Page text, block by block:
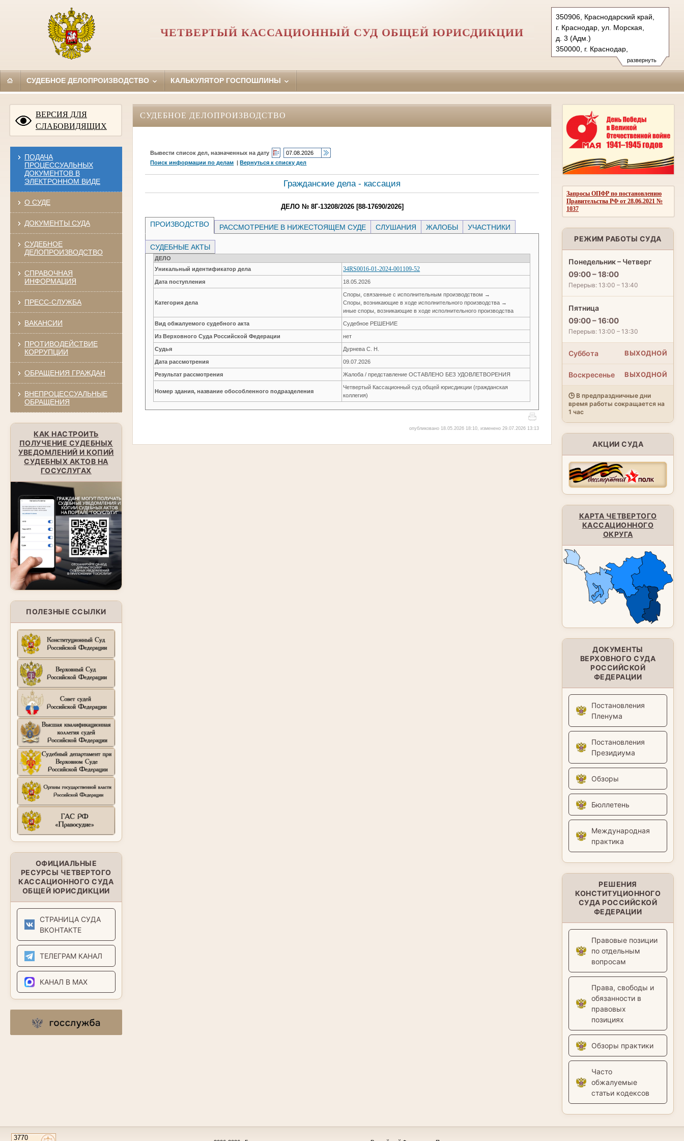
развернуть
350906, Краснодарский край,
г. Краснодар, ул. Морская,
д. 3 (Адм.)
350000, г. Краснодар,
ул. Красная, д.113 (Уг.)
350907, г. Краснодар,
Тел.: (861) 219-24-00
ЧЕТВЕРТЫЙ КАССАЦИОННЫЙ СУД ОБЩЕЙ ЮРИСДИКЦИИ
СУДЕБНОЕ ДЕЛОПРОИЗВОДСТВО КАЛЬКУЛЯТОР ГОСПОШЛИНЫ
ВЕРСИЯ ДЛЯ
СЛАБОВИДЯЩИХ
ПОДАЧА
ПРОЦЕССУАЛЬНЫХ
ДОКУМЕНТОВ В
ЭЛЕКТРОННОМ ВИДЕ
О СУДЕ
ДОКУМЕНТЫ СУДА
СУДЕБНОЕ
ДЕЛОПРОИЗВОДСТВО
СПРАВОЧНАЯ
ИНФОРМАЦИЯ
ПРЕСС-СЛУЖБА
ВАКАНСИИ
ПРОТИВОДЕЙСТВИЕ
КОРРУПЦИИ
ОБРАЩЕНИЯ ГРАЖДАН
ВНЕПРОЦЕССУАЛЬНЫЕ
ОБРАЩЕНИЯ
КАК НАСТРОИТЬ
ПОЛУЧЕНИЕ СУДЕБНЫХ
УВЕДОМЛЕНИЙ И КОПИЙ
СУДЕБНЫХ АКТОВ НА
ГОСУСЛУГАХ
ПОЛЕЗНЫЕ ССЫЛКИ
ОФИЦИАЛЬНЫЕ
РЕСУРСЫ ЧЕТВЕРТОГО
КАССАЦИОННОГО СУДА
ОБЩЕЙ ЮРИСДИКЦИИ
СТРАНИЦА СУДА
ВКОНТАКТЕ
ТЕЛЕГРАМ КАНАЛ
КАНАЛ В MAX
Запросы ОПФР по постановлению
Правительства РФ от 28.06.2021 №
1037
РЕЖИМ РАБОТЫ СУДА
Понедельник – Четверг
09:00 – 18:00
Перерыв: 13:00 – 13:40
Пятница
09:00 – 16:00
Перерыв: 13:00 – 13:30
Суббота ВЫХОДНОЙ
Воскресенье ВЫХОДНОЙ
🕒 В предпраздничные дни
время работы сокращается на
1 час
АКЦИИ СУДА
КАРТА ЧЕТВЕРТОГО
КАССАЦИОННОГО
ОКРУГА
ДОКУМЕНТЫ
ВЕРХОВНОГО СУДА
РОССИЙСКОЙ
ФЕДЕРАЦИИ
Постановления
Пленума
Постановления
Президиума
Обзоры
Бюллетень
Международная
практика
РЕШЕНИЯ
КОНСТИТУЦИОННОГО
СУДА РОССИЙСКОЙ
ФЕДЕРАЦИИ
Правовые позиции
по отдельным
вопросам
Права, свободы и
обязанности в
правовых
позициях
Обзоры практики
Часто
обжалуемые
статьи кодексов
СУДЕБНОЕ ДЕЛОПРОИЗВОДСТВО
Вывести список дел, назначенных на дату
Поиск информации по делам |Вернуться к списку дел
Гражданские дела - кассация
ДЕЛО № 8Г-13208/2026 [88-17690/2026]
ПРОИЗВОДСТВО РАССМОТРЕНИЕ В НИЖЕСТОЯЩЕМ СУДЕ СЛУШАНИЯ ЖАЛОБЫ УЧАСТНИКИ
СУДЕБНЫЕ АКТЫ
ДЕЛО
Уникальный идентификатор дела
34RS0016-01-2024-001109-52
Дата поступления 18.05.2026
Категория дела
Споры, связанные с исполнительным производством →
Споры, возникающие в ходе исполнительного производства →
иные споры, возникающие в ходе исполнительного производства
Вид обжалуемого судебного акта Судебное РЕШЕНИЕ
Из Верховного Суда Российской Федерации нет
Судья Дурнева С. Н.
Дата рассмотрения 09.07.2026
Результат рассмотрения Жалоба / представление ОСТАВЛЕНО БЕЗ УДОВЛЕТВОРЕНИЯ
Номер здания, название обособленного подразделения
Четвертый Кассационный суд общей юрисдикции (гражданская
коллегия)
опубликовано 18.05.2026 18:10, изменено 29.07.2026 13:13